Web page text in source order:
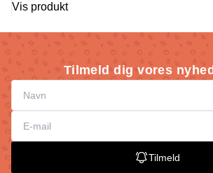
Vis produkt
Tilmeld dig vores
Tilmeld